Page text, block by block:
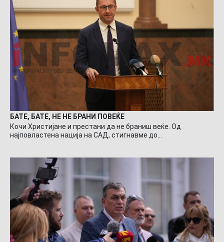
БАТЕ, БАТЕ, НЕ НЕ БРАНИ ПОВЕЌЕ
Кочи Христијане и престани да не браниш веќе. Од
најповластена нација на САД, стигнавме до…